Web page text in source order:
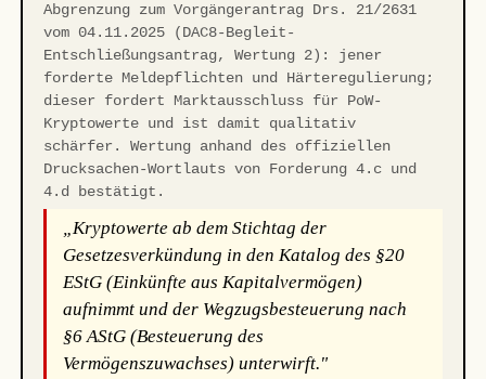
Abgrenzung zum Vorgängerantrag Drs. 21/2631
vom 04.11.2025 (DAC8-Begleit-
Entschließungsantrag, Wertung 2): jener
forderte Meldepflichten und Härteregulierung;
dieser fordert Marktausschluss für PoW-
Kryptowerte und ist damit qualitativ
schärfer. Wertung anhand des offiziellen
Drucksachen-Wortlauts von Forderung 4.c und
4.d bestätigt.
„Kryptowerte ab dem Stichtag der
Gesetzesverkündung in den Katalog des §20
EStG (Einkünfte aus Kapitalvermögen)
aufnimmt und der Wegzugsbesteuerung nach
§6 AStG (Besteuerung des
Vermögenszuwachses) unterwirft."